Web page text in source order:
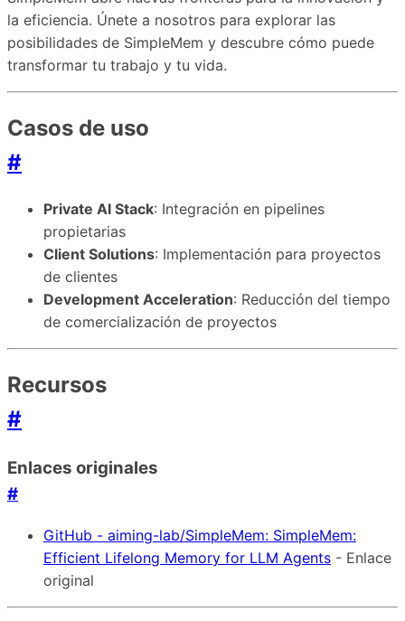
la eficiencia. Únete a nosotros para explorar las
posibilidades de SimpleMem y descubre cómo puede
transformar tu trabajo y tu vida.
Casos de uso
#
Private AI Stack: Integración en pipelines
propietarias
Client Solutions: Implementación para proyectos
de clientes
Development Acceleration: Reducción del tiempo
de comercialización de proyectos
Recursos
#
Enlaces originales
#
GitHub - aiming-lab/SimpleMem: SimpleMem:
Efficient Lifelong Memory for LLM Agents - Enlace
original